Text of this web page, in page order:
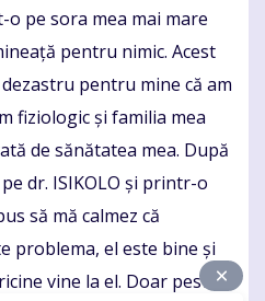
o pe sora mea mai mare
pentru nimic. Acest
pentru mine că am
fiziologic și familia mea
de sănătatea mea. După
dr. ISIKOLO și printr-o
să mă calmez că
problema, el este bine și
vine la el. Doar peste 2